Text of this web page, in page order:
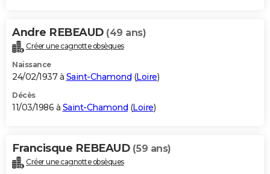
Andre REBEAUD (49 ans)
Créer une cagnotte obsèques
Naissance
24/02/1937 à Saint-Chamond (Loire)
Décès
11/03/1986 à Saint-Chamond (Loire)
Francisque REBEAUD (59 ans)
Créer une cagnotte obsèques